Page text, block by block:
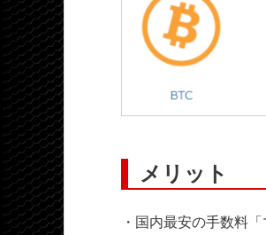
メリット
・国内最安の手数料「